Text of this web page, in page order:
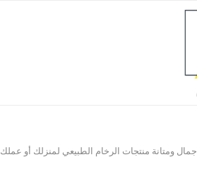
جمال ومتانة منتجات الرخام الطبيعي لمنزلك أو عملك